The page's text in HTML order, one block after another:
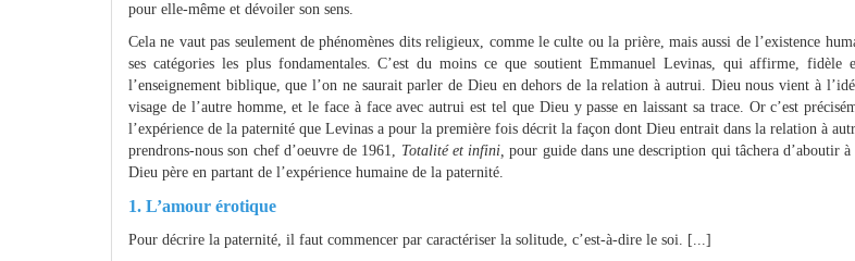
pour elle-même et dévoiler son sens.
Cela ne vaut pas seulement de phénomènes dits religieux, comme le culte ou la prière, mais aussi de l’existence
ses catégories les plus fondamentales. C’est du moins ce que soutient Emmanuel Levinas, qui affirme, fidèle
l’enseignement biblique, que l’on ne saurait parler de Dieu en dehors de la relation à autrui. Dieu nous vient à
visage de l’autre homme, et le face à face avec autrui est tel que Dieu y passe en laissant sa trace. Or c’est
l’expérience de la paternité que Levinas a pour la première fois décrit la façon dont Dieu entrait dans la relation à
prendrons-nous son chef d’oeuvre de 1961, Totalité et infini, pour guide dans une description qui tâchera d’aboutir à
Dieu père en partant de l’expérience humaine de la paternité.
1. L’amour érotique
Pour décrire la paternité, il faut commencer par caractériser la solitude, c’est-à-dire le soi. [...]